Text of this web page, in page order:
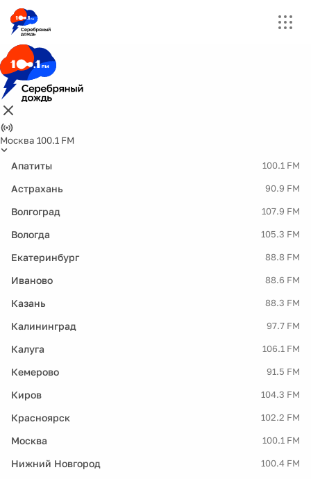
Москва 100.1 FM
Апатиты 100.1 FM
Астрахань 90.9 FM
Волгоград 107.9 FM
Вологда 105.3 FM
Екатеринбург 88.8 FM
Иваново 88.6 FM
Казань 88.3 FM
Калининград 97.7 FM
Калуга 106.1 FM
Кемерово 91.5 FM
Киров 104.3 FM
Красноярск 102.2 FM
Москва 100.1 FM
Нижний Новгород 100.4 FM